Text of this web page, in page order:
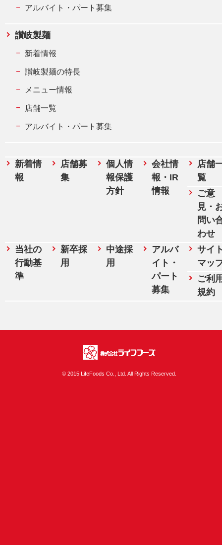
アルバイト・パート募集
讃岐製麺
新着情報
讃岐製麺の特長
メニュー情報
店舗一覧
アルバイト・パート募集
新着情
報
店舗募
集
個人情
報保護
方針
会社情
報・IR
情報
店舗
覧
ご意
見・
問い
わせ
当社の
行動基
準
新卒採
用
中途採
用
アルバ
イト・
パート
募集
サイ
マッ
ご利
規約
© 2015 LifeFoods Co., Ltd. All Rights Reserved.